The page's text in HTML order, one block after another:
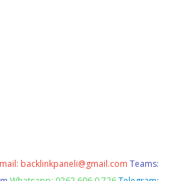
backlinkpaneli@gmail.com Teams: